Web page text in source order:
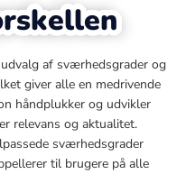
af sværhedsgrader og
giver alle en medrivende
håndplukker og udvikler
relevans og aktualitet.
sværhedsgrader
til brugere på alle